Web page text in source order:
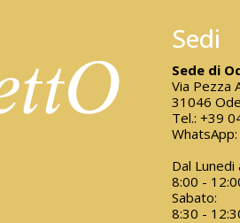
Sedi
Sede di
Via Pezza
31046
Tel.: +39
WhatsApp:
Dal Lunedi
8:00 -
Sabato:
8:30 -